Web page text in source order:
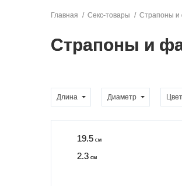
Главная Секс-товары Страпоны и
Страпоны и
Длина Диаметр Цвет
19.5 см
2.3 см